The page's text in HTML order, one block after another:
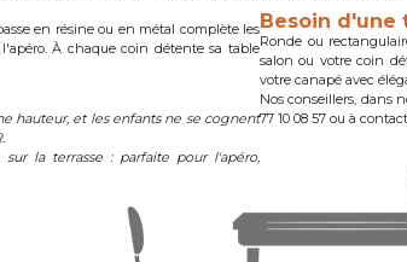
en résine ou en métal complète les
À chaque coin détente sa table
hauteur, et les enfants ne se cognent
la terrasse : parfaite pour l'apéro,
Besoin d'une
Ronde ou
salon ou votre coin
votre canapé avec
Nos conseillers, dans
77 10 08 57 ou à